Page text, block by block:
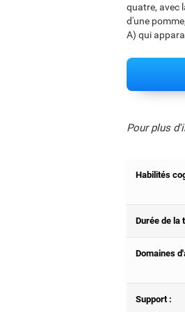
quatre, avec
d'une
A) qui
Pour plus
Habilités
Durée de la
Domaines
Support :